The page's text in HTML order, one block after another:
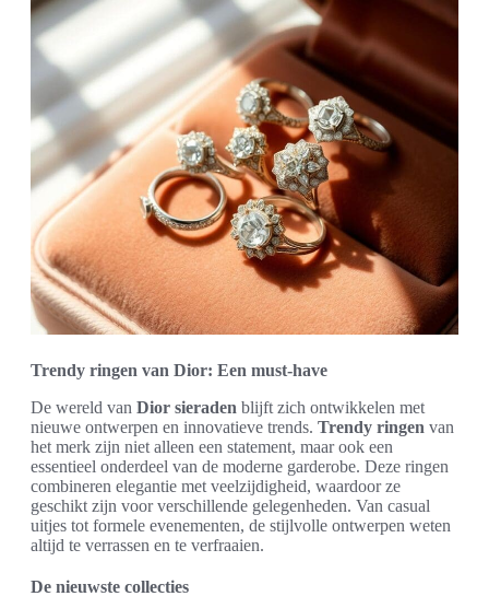
Trendy ringen van Dior: Een must-have
De wereld van Dior sieraden blijft zich ontwikkelen met
nieuwe ontwerpen en innovatieve trends. Trendy ringen van
het merk zijn niet alleen een statement, maar ook een
essentieel onderdeel van de moderne garderobe. Deze ringen
combineren elegantie met veelzijdigheid, waardoor ze
geschikt zijn voor verschillende gelegenheden. Van casual
uitjes tot formele evenementen, de stijlvolle ontwerpen weten
altijd te verrassen en te verfraaien.
De nieuwste collecties